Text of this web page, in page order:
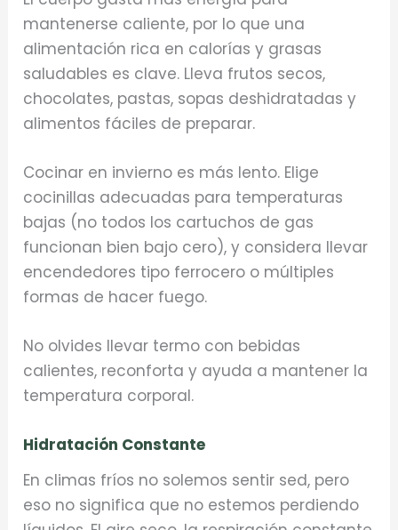
mantenerse caliente, por lo que una
alimentación rica en calorías y grasas
saludables es clave. Lleva frutos secos,
chocolates, pastas, sopas deshidratadas y
alimentos fáciles de preparar.
Cocinar en invierno es más lento. Elige
cocinillas adecuadas para temperaturas
bajas (no todos los cartuchos de gas
funcionan bien bajo cero), y considera llevar
encendedores tipo ferrocero o múltiples
formas de hacer fuego.
No olvides llevar termo con bebidas
calientes, reconforta y ayuda a mantener la
temperatura corporal.
Hidratación Constante
En climas fríos no solemos sentir sed, pero
eso no significa que no estemos perdiendo